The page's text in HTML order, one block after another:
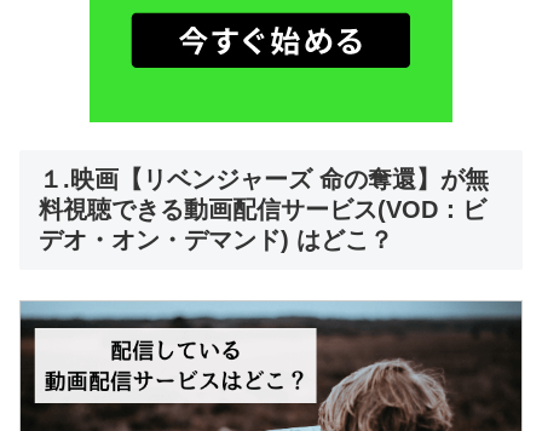
１.映画【リベンジャーズ 命の奪還】が無
料視聴できる動画配信サービス(VOD：ビ
デオ・オン・デマンド) はどこ？